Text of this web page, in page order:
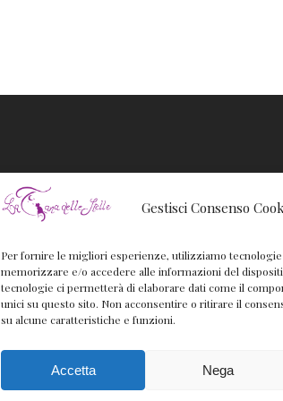
Gestisci Consenso
Per fornire le migliori esperienze, utilizziamo
memorizzare e/o accedere alle informazioni del
tecnologie ci permetterà di elaborare dati come il
unici su questo sito. Non acconsentire o ritirare il
su alcune caratteristiche e funzioni.
Accetta Nega